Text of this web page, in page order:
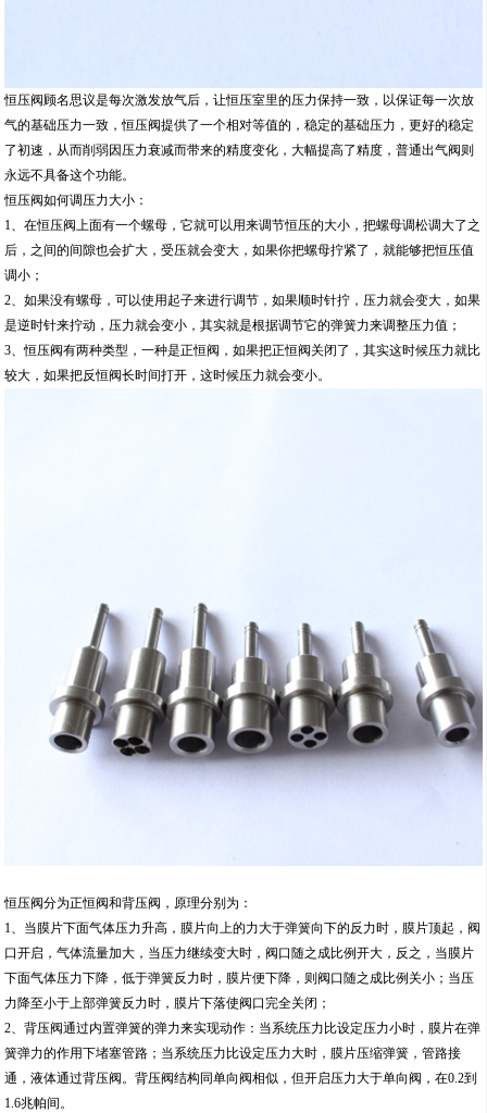
恒压阀顾名思议是每次激发放气后，让恒压室里的压力保持一致，以保证每一次放
气的基础压力一致，恒压阀提供了一个相对等值的，稳定的基础压力，更好的稳定
了初速，从而削弱因压力衰减而带来的精度变化，大幅提高了精度，普通出气阀则
永远不具备这个功能。
恒压阀如何调压力大小：
1、在恒压阀上面有一个螺母，它就可以用来调节恒压的大小，把螺母调松调大了之
后，之间的间隙也会扩大，受压就会变大，如果你把螺母拧紧了，就能够把恒压值
调小；
2、如果没有螺母，可以使用起子来进行调节，如果顺时针拧，压力就会变大，如果
是逆时针来拧动，压力就会变小，其实就是根据调节它的弹簧力来调整压力值；
3、恒压阀有两种类型，一种是正恒阀，如果把正恒阀关闭了，其实这时候压力就比
较大，如果把反恒阀长时间打开，这时候压力就会变小。
恒压阀分为正恒阀和背压阀，原理分别为：
1、当膜片下面气体压力升高，膜片向上的力大于弹簧向下的反力时，膜片顶起，阀
口开启，气体流量加大，当压力继续变大时，阀口随之成比例开大，反之，当膜片
下面气体压力下降，低于弹簧反力时，膜片便下降，则阀口随之成比例关小；当压
力降至小于上部弹簧反力时，膜片下落使阀口完全关闭；
2、背压阀通过内置弹簧的弹力来实现动作：当系统压力比设定压力小时，膜片在弹
簧弹力的作用下堵塞管路；当系统压力比设定压力大时，膜片压缩弹簧，管路接
通，液体通过背压阀。背压阀结构同单向阀相似，但开启压力大于单向阀，在0.2到
1.6兆帕间。